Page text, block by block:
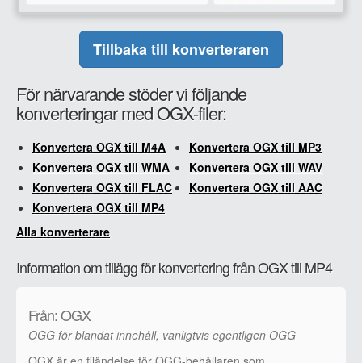
Tillbaka till konverteraren
För närvarande stöder vi följande
konverteringar med OGX-filer:
Konvertera OGX till M4A
Konvertera OGX till MP3
Konvertera OGX till WMA
Konvertera OGX till WAV
Konvertera OGX till FLAC
Konvertera OGX till AAC
Konvertera OGX till MP4
Alla konverterare
Information om tillägg för konvertering från OGX till MP4
Från: OGX
OGG för blandat innehåll, vanligtvis egentligen OGG